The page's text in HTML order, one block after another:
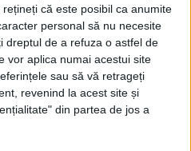
că este posibil ca anumite
personal să nu necesite
dreptul de a refuza o astfel de
vor aplica numai acestui site
sau să vă retrageți
revenind la acest site și
din partea de jos a